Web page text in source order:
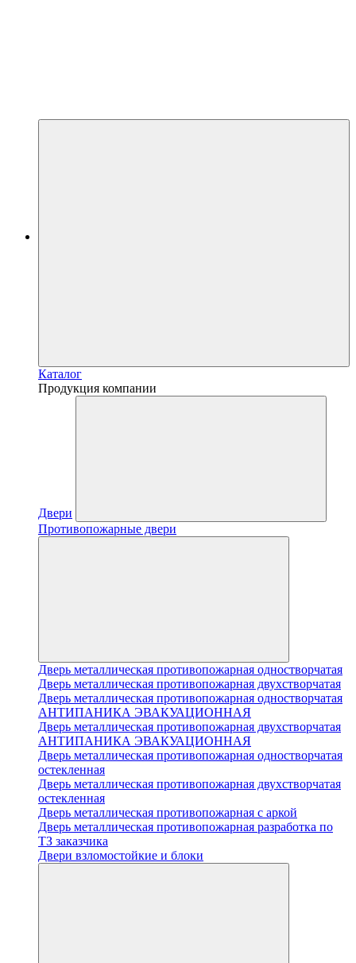
Каталог
Продукция компании
Двери
Противопожарные двери
Дверь металлическая противопожарная одностворчатая
Дверь металлическая противопожарная двухстворчатая
Дверь металлическая противопожарная одностворчатая
АНТИПАНИКА ЭВАКУАЦИОННАЯ
Дверь металлическая противопожарная двухстворчатая
АНТИПАНИКА ЭВАКУАЦИОННАЯ
Дверь металлическая противопожарная одностворчатая
остекленная
Дверь металлическая противопожарная двухстворчатая
остекленная
Дверь металлическая противопожарная с аркой
Дверь металлическая противопожарная разработка по
ТЗ заказчика
Двери взломостойкие и блоки